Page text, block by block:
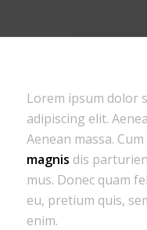
Lorem ipsum dolor
adipiscing elit.
Aenean massa.
magnis dis
mus. Donec quam
eu, pretium quis,
enim.